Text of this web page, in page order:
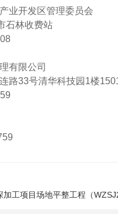
业开发区管理委员会
石林收费站
有限公司
路33号清华科技园1楼